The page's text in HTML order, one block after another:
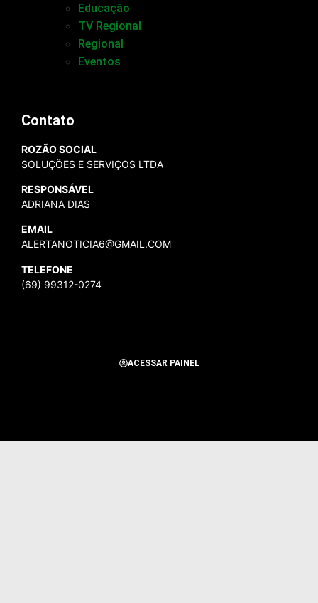
Educação
TV Regional
Regional
Eventos
Contato
ROZÃO SOCIAL
SOLUÇÕES E SERVIÇOS LTDA
RESPONSÁVEL
ADRIANA DIAS
EMAIL
ALERTANOTICIA6@GMAIL.COM
TELEFONE
(69) 99312-0274
ACESSAR PAINEL